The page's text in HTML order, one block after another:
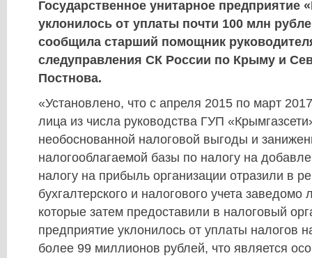
Государственное унитарное предприятие
уклонилось от уплаты почти 100 млн
сообщила старший помощник
следуправления СК России по Крыму и
Постнова.
«Установлено, что с апреля 2015 по март
лица из числа руководства ГУП
необоснованной налоговой выгоды и
налогооблагаемой базы по налогу на
налогу на прибыль организации отразили в
бухгалтерского и налогового учета
которые затем предоставили в налоговый
предприятие уклонилось от уплаты налогов
более 99 миллионов рублей, что является